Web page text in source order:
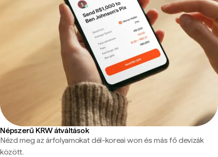
Népszerű KRW átváltások
Nézd meg az árfolyamokat dél-koreai won és más fő devizák
között.